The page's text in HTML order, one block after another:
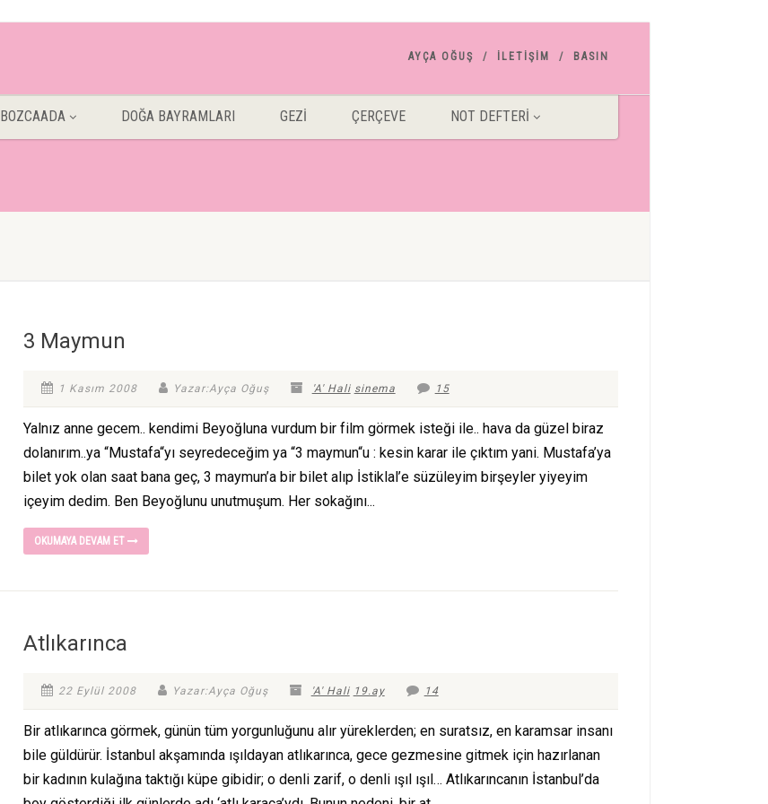
AYÇA OĞUŞ İLETIŞIM BASIN
BOZCAADA DOĞA BAYRAMLARI GEZİ ÇERÇEVE NOT DEFTERI
3 Maymun
1 Kasım 2008 Yazar:Ayça Oğuş 'A' Hali sinema 15
Yalnız anne gecem.. kendimi Beyoğluna vurdum bir film görmek isteği ile.. hava da güzel biraz
dolanırım..ya “Mustafa“yı seyredeceğim ya “3 maymun“u : kesin karar ile çıktım yani. Mustafa’ya
bilet yok olan saat bana geç, 3 maymun’a bir bilet alıp İstiklal’e süzüleyim birşeyler yiyeyim
içeyim dedim. Ben Beyoğlunu unutmuşum. Her sokağını...
OKUMAYA DEVAM ET
Atlıkarınca
22 Eylül 2008 Yazar:Ayça Oğuş 'A' Hali 19.ay 14
Bir atlıkarınca görmek, günün tüm yorgunluğunu alır yüreklerden; en suratsız, en karamsar insanı
bile güldürür. İstanbul akşamında ışıldayan atlıkarınca, gece gezmesine gitmek için hazırlanan
bir kadının kulağına taktığı küpe gibidir; o denli zarif, o denli ışıl ışıl… Atlıkarıncanın İstanbul’da